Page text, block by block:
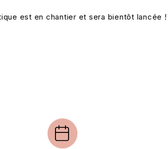
est en chantier et sera bientôt lancée !